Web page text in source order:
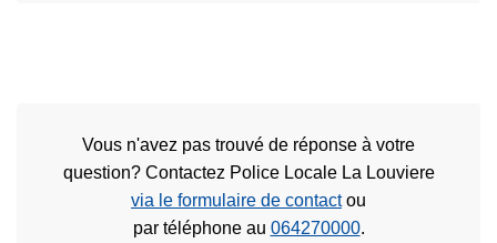
Vous n'avez pas trouvé de réponse à votre
question? Contactez Police Locale La Louviere
via le formulaire de contactou
par téléphone au 064270000.